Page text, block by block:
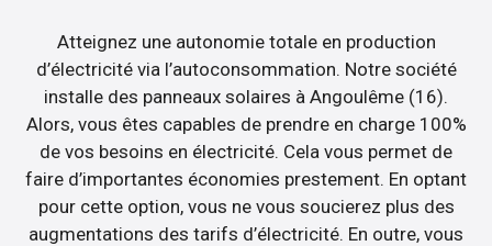
Atteignez une autonomie totale en production
d’électricité via l’autoconsommation. Notre société
installe des panneaux solaires à Angoulême (16).
Alors, vous êtes capables de prendre en charge 100%
de vos besoins en électricité. Cela vous permet de
faire d’importantes économies prestement. En optant
pour cette option, vous ne vous soucierez plus des
augmentations des tarifs d’électricité. En outre, vous